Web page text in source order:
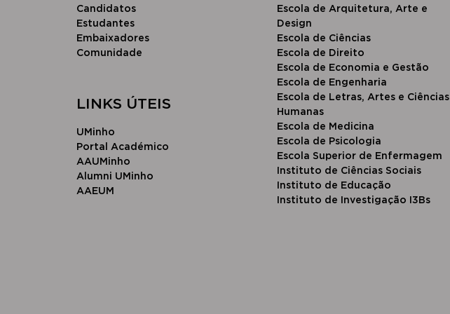
Candidatos
Estudantes
Embaixadores
Comunidade
LINKS ÚTEIS
UMinho
Portal Académico
AAUMinho
Alumni UMinho
AAEUM
Escola de Arquitetura, Arte e
Design
Escola ​de Ciências
Escola d​e Direito
Escola de Economia e Gestão
Escola de Engenharia
Escola de Letras, Artes e Ciências
Humanas
Escola de Medicina
Escola de Psicologia
Escola Superior de Enfermagem
Instituto de Ciências Sociais
Instituto de Educação
Instituto de Investigação I3Bs